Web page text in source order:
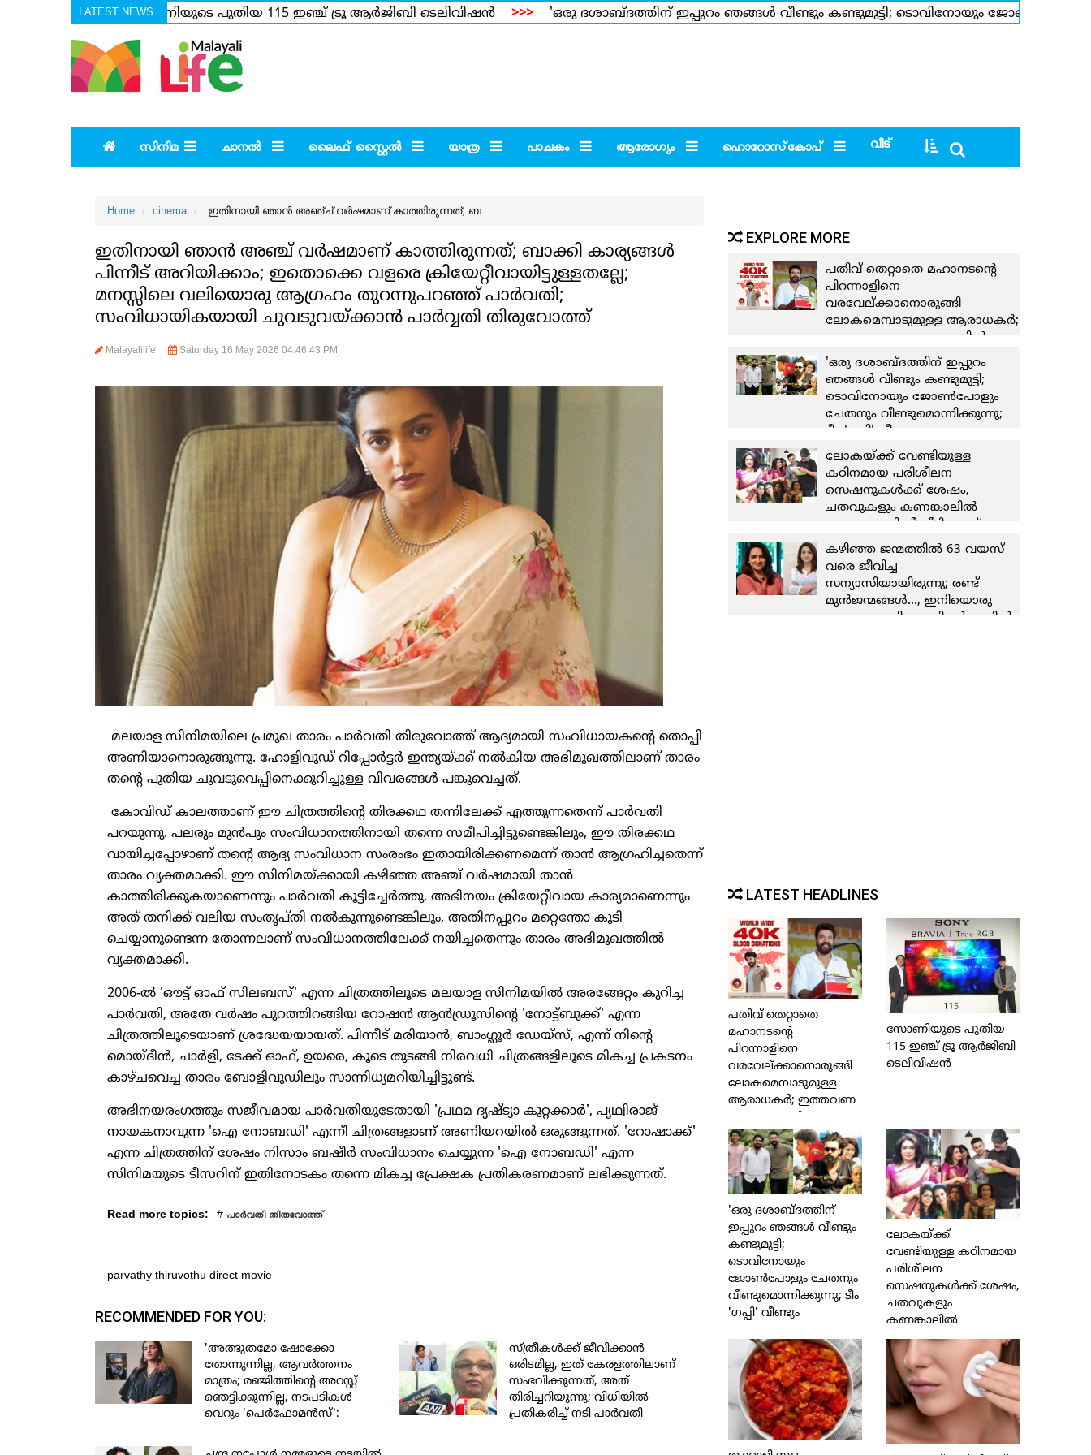
LATEST NEWSസോണിയുടെ പുതിയ 115 ഇഞ്ച് ട്രൂ ആര്‍ജിബി ടെലിവിഷന്‍ >>>
'ഒരു ദശാബ്ദത്തിന് ഇപ്പുറം ഞങ്ങള്‍ വീണ്ടും കണ്ടുമുട്ടി; ടൊവിനോയും ജോണ്‍പോളും
വീട്ടിലേക്ക് വന്ന ദിവസങ്ങളാണ് അമ്മയെന്ന നിലയില്‍ ഓര്‍ക്കുന്നത്;ക്രാഫ്റ്റിനോടുള്ള നിന്റെ സമര്‍പ്പണവും അച...
സിനിമ ചാനല്‍ ലൈഫ് സ്റ്റൈല്‍ യാത്ര പാചകം ആരോഗ്യം ഹൊറോസ്‌കോപ്‌ വീട്
Home cinema ഇതിനായി ഞാന്‍ അഞ്ച് വര്‍ഷമാണ് കാത്തിരുന്നത്; ബ...
ഇതിനായി ഞാന്‍ അഞ്ച് വര്‍ഷമാണ് കാത്തിരുന്നത്; ബാക്കി കാര്യങ്ങള്‍
പിന്നീട് അറിയിക്കാം; ഇതൊക്കെ വളരെ ക്രിയേറ്റീവായിട്ടുള്ളതല്ലേ;
മനസ്സിലെ വലിയൊരു ആഗ്രഹം തുറന്നുപറഞ്ഞ് പാര്‍വതി;
സംവിധായികയായി ചുവടുവയ്ക്കാന്‍ പാര്‍വ്വതി തിരുവോത്ത്
Malayalilife Saturday 16 May 2026 04:46:43 PM
മലയാള സിനിമയിലെ പ്രമുഖ താരം പാര്‍വതി തിരുവോത്ത് ആദ്യമായി സംവിധായകന്റെ തൊപ്പി
അണിയാനൊരുങ്ങുന്നു. ഹോളിവുഡ് റിപ്പോര്‍ട്ടര്‍ ഇന്ത്യയ്ക്ക് നല്‍കിയ അഭിമുഖത്തിലാണ് താരം
തന്റെ പുതിയ ചുവടുവെപ്പിനെക്കുറിച്ചുള്ള വിവരങ്ങള്‍ പങ്കുവെച്ചത്.
കോവിഡ് കാലത്താണ് ഈ ചിത്രത്തിന്റെ തിരക്കഥ തന്നിലേക്ക് എത്തുന്നതെന്ന് പാര്‍വതി
പറയുന്നു. പലരും മുന്‍പും സംവിധാനത്തിനായി തന്നെ സമീപിച്ചിട്ടുണ്ടെങ്കിലും, ഈ തിരക്കഥ
വായിച്ചപ്പോഴാണ് തന്റെ ആദ്യ സംവിധാന സംരംഭം ഇതായിരിക്കണമെന്ന് താന്‍ ആഗ്രഹിച്ചതെന്ന്
താരം വ്യക്തമാക്കി. ഈ സിനിമയ്ക്കായി കഴിഞ്ഞ അഞ്ച് വര്‍ഷമായി താന്‍
കാത്തിരിക്കുകയാണെന്നും പാര്‍വതി കൂട്ടിച്ചേര്‍ത്തു. അഭിനയം ക്രിയേറ്റീവായ കാര്യമാണെന്നും
അത് തനിക്ക് വലിയ സംതൃപ്തി നല്‍കുന്നുണ്ടെങ്കിലും, അതിനപ്പുറം മറ്റെന്തോ കൂടി
ചെയ്യാനുണ്ടെന്ന തോന്നലാണ് സംവിധാനത്തിലേക്ക് നയിച്ചതെന്നും താരം അഭിമുഖത്തില്‍
വ്യക്തമാക്കി.
2006-ല്‍ 'ഔട്ട് ഓഫ് സിലബസ്' എന്ന ചിത്രത്തിലൂടെ മലയാള സിനിമയില്‍ അരങ്ങേറ്റം കുറിച്ച
പാര്‍വതി, അതേ വര്‍ഷം പുറത്തിറങ്ങിയ റോഷന്‍ ആന്‍ഡ്രൂസിന്റെ 'നോട്ട്ബുക്ക്' എന്ന
ചിത്രത്തിലൂടെയാണ് ശ്രദ്ധേയയായത്. പിന്നീട് മരിയാന്‍, ബാംഗ്ലൂര്‍ ഡേയ്സ്, എന്ന് നിന്റെ
മൊയ്ദീന്‍, ചാര്‍ളി, ടേക്ക് ഓഫ്, ഉയരെ, കൂടെ തുടങ്ങി നിരവധി ചിത്രങ്ങളിലൂടെ മികച്ച പ്രകടനം
കാഴ്ചവെച്ച താരം ബോളിവുഡിലും സാന്നിധ്യമറിയിച്ചിട്ടുണ്ട്.
അഭിനയരംഗത്തും സജീവമായ പാര്‍വതിയുടേതായി 'പ്രഥമ ദൃഷ്ട്യാ കുറ്റക്കാര്‍', പൃഥ്വിരാജ്
നായകനാവുന്ന 'ഐ നോബഡി' എന്നീ ചിത്രങ്ങളാണ് അണിയറയില്‍ ഒരുങ്ങുന്നത്. 'റോഷാക്ക്'
എന്ന ചിത്രത്തിന് ശേഷം നിസാം ബഷീര്‍ സംവിധാനം ചെയ്യുന്ന 'ഐ നോബഡി' എന്ന
സിനിമയുടെ ടീസറിന് ഇതിനോടകം തന്നെ മികച്ച പ്രേക്ഷക പ്രതികരണമാണ് ലഭിക്കുന്നത്.
Read more topics: # പാര്‍വതി തിരുവോത്ത്
parvathy thiruvothu direct movie
RECOMMENDED FOR YOU:
'അത്ഭുതമോ ഷോക്കോ
തോന്നുന്നില്ല, ആവര്‍ത്തനം
മാത്രം; രഞ്ജിത്തിന്റെ അറസ്റ്റ്
ഞെട്ടിക്കുന്നില്ല, നടപടികള്‍
വെറും 'പെര്‍ഫോമന്‍സ്':
തിരുവോത്ത്
സ്ത്രീകള്‍ക്ക് ജീവിക്കാന്‍
ഒരിടമില്ല, ഇത് കേരളത്തിലാണ്
സംഭവിക്കുന്നത്, അത്
തിരിച്ചറിയുന്നു; വിധിയില്‍
പ്രതികരിച്ച് നടി പാര്‍വതി
EXPLORE MORE
പതിവ് തെറ്റാതെ മഹാനടന്റെ
പിറന്നാളിനെ
വരവേല്ക്കാനൊരുങ്ങി
ലോകമെമ്പാടുമുള്ള ആരാധകര്‍;
ഇത്തവണ രക്തദാനത്തില്‍
പങ്കെടുക്കുക 17
രാജ്യങ്ങളിലായി 40,000 പേര്‍
'ഒരു ദശാബ്ദത്തിന് ഇപ്പുറം
ഞങ്ങള്‍ വീണ്ടും കണ്ടുമുട്ടി;
ടൊവിനോയും ജോണ്‍പോളും
ചേതനും വീണ്ടുമൊന്നിക്കുന്നു;
ടീം 'ഗപ്പി' വീണ്ടും
ലോകയ്ക്ക് വേണ്ടിയുള്ള
കഠിനമായ പരിശീലന
സെഷനുകള്‍ക്ക് ശേഷം,
ചതവുകളും കണങ്കാലില്‍
ഉളുക്കുമായി നീ വീട്ടിലേക്ക് വന്ന
ദിവസങ്ങളാണ് അമ്മയെന്ന
നിലയില്‍
ഓര്‍ക്കുന്നത്;ക്രാഫ്റ്റിനോടുള്ള
നിന്റെ സമര്‍പ്പണവും
അച്ചടക്കവും അഭിനിവേശവും
കഴിഞ്ഞ ജന്മത്തില്‍ 63 വയസ്
വരെ ജീവിച്ച
സന്യാസിയായിരുന്നു; രണ്ട്
മുന്‍ജന്മങ്ങള്‍..., ഇനിയൊരു
ജന്മമുണ്ടാകില്ല;ഉള്ളിന്റെ ഉള്ളില്‍
LATEST HEADLINES
പതിവ് തെറ്റാതെ
മഹാനടന്റെ
പിറന്നാളിനെ
വരവേല്ക്കാനൊരുങ്ങി
ലോകമെമ്പാടുമുള്ള
ആരാധകര്‍; ഇത്തവണ
പങ്കെടുക്കുക 17
രാജ്യങ്ങളിലായി 40,000
പേര്‍
സോണിയുടെ പുതിയ
115 ഇഞ്ച് ട്രൂ ആര്‍ജിബി
ടെലിവിഷന്‍
'ഒരു ദശാബ്ദത്തിന്
ഇപ്പുറം ഞങ്ങള്‍ വീണ്ടും
കണ്ടുമുട്ടി;
ടൊവിനോയും
ജോണ്‍പോളും ചേതനും
വീണ്ടുമൊന്നിക്കുന്നു; ടീം
'ഗപ്പി' വീണ്ടും
ലോകയ്ക്ക്
വേണ്ടിയുള്ള കഠിനമായ
പരിശീലന
സെഷനുകള്‍ക്ക് ശേഷം,
ചതവുകളും
കണങ്കാലില്‍
ഉളുക്കുമായി നീ
വീട്ടിലേക്ക് വന്ന
ദിവസങ്ങളാണ്
അമ്മയെന്ന നിലയില്‍
ഓര്‍ക്കുന്നത്;ക്രാഫ്റ്റിനോടുള്ള
നിന്റെ സമര്‍പ്പണവും
അച്ചടക്കവും